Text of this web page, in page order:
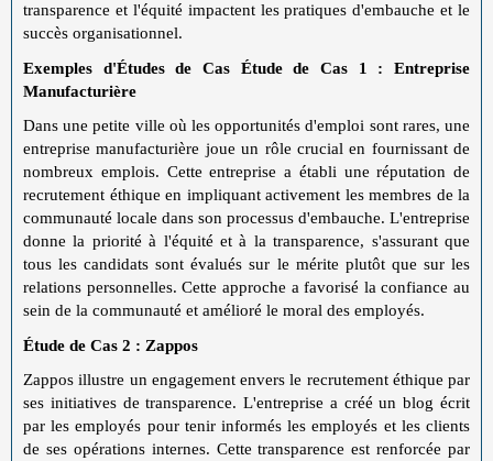
transparence et l'équité impactent les pratiques d'embauche et le
succès organisationnel.
Exemples d'Études de Cas
Étude de Cas 1 : Entreprise
Manufacturière
Dans une petite ville où les opportunités d'emploi sont rares, une
entreprise manufacturière joue un rôle crucial en fournissant de
nombreux emplois. Cette entreprise a établi une réputation de
recrutement éthique en impliquant activement les membres de la
communauté locale dans son processus d'embauche. L'entreprise
donne la priorité à l'équité et à la transparence, s'assurant que
tous les candidats sont évalués sur le mérite plutôt que sur les
relations personnelles. Cette approche a favorisé la confiance au
sein de la communauté et amélioré le moral des employés.
Étude de Cas 2 : Zappos
Zappos illustre un engagement envers le recrutement éthique par
ses initiatives de transparence. L'entreprise a créé un blog écrit
par les employés pour tenir informés les employés et les clients
de ses opérations internes. Cette transparence est renforcée par